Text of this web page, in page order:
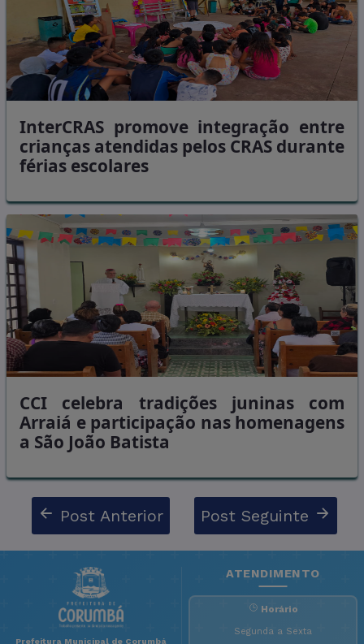
InterCRAS promove integração entre
crianças atendidas pelos CRAS durante
férias escolares
CCI celebra tradições juninas com
Arraiá e participação nas homenagens
a São João Batista
Post Anterior Post Seguinte
Prefeitura Municipal de Corumbá
ATENDIMENTO
Horário
Segunda a Sexta